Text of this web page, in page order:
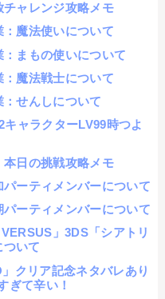
ャレンジ攻略メモ
魔法使いについて
まもの使いについて
魔法戦士について
せんしについて
ャラクターLV99時つよ
日の挑戦攻略メモ
ーティメンバーについて
ーティメンバーについて
」3DS「シアトリ
いて
クリア記念ネタバレあり
ぎて辛い！